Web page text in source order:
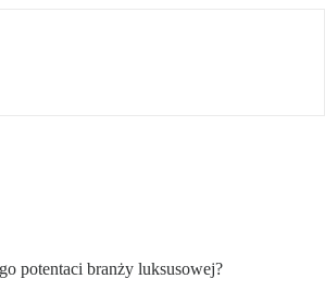
potentaci branży luksusowej?